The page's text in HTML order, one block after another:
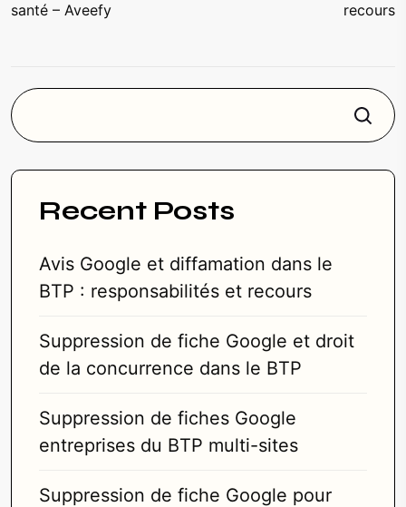
santé – Aveefy
recours
Rechercher
Recent Posts
Avis Google et diffamation dans le
BTP : responsabilités et recours
Suppression de fiche Google et droit
de la concurrence dans le BTP
Suppression de fiches Google
entreprises du BTP multi-sites
Suppression de fiche Google pour